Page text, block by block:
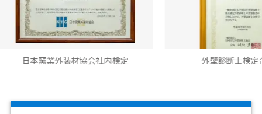
材協会社内検定 外壁診断士検定合格書